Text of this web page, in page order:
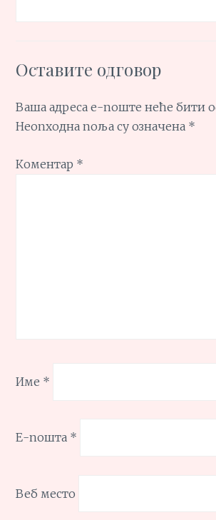
Оставите одговор
Ваша адреса е-поште неће бити
Неопходна поља су означена *
Коментар *
Име *
Е-пошта *
Веб место